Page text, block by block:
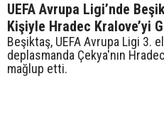
UEFA Avrupa Ligi’nde
Kişiyle Hradec Kralove’yi
Beşiktaş, UEFA Avrupa Ligi 3.
deplasmanda Çekya'nın
mağlup etti.